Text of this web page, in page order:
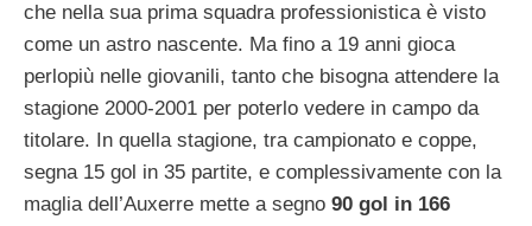
che nella sua prima squadra professionistica è visto
come un astro nascente. Ma fino a 19 anni gioca
perlopiù nelle giovanili, tanto che bisogna attendere la
stagione 2000-2001 per poterlo vedere in campo da
titolare. In quella stagione, tra campionato e coppe,
segna 15 gol in 35 partite, e complessivamente con la
maglia dell’Auxerre mette a segno 90 gol in 166